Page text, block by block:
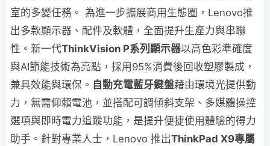
室的多變任務。 為進一步擴展商用生態圈，Lenovo推
出多款顯示器、配件及軟體，全面提升生產力與串聯
性。新一代ThinkVision P系列顯示器以高色彩準確度
與AI節能技術為亮點，採用95%消費後回收塑膠製成，
兼具效能與環保。 自動充電藍牙鍵盤藉由環境光提供動
力，無需仰賴電池，並搭配可調傾斜支架、多媒體操控
選項與即時電力追蹤功能，是提升便捷使用體驗的得力
助手。針對專業人士，Lenovo 推出ThinkPad X9專屬